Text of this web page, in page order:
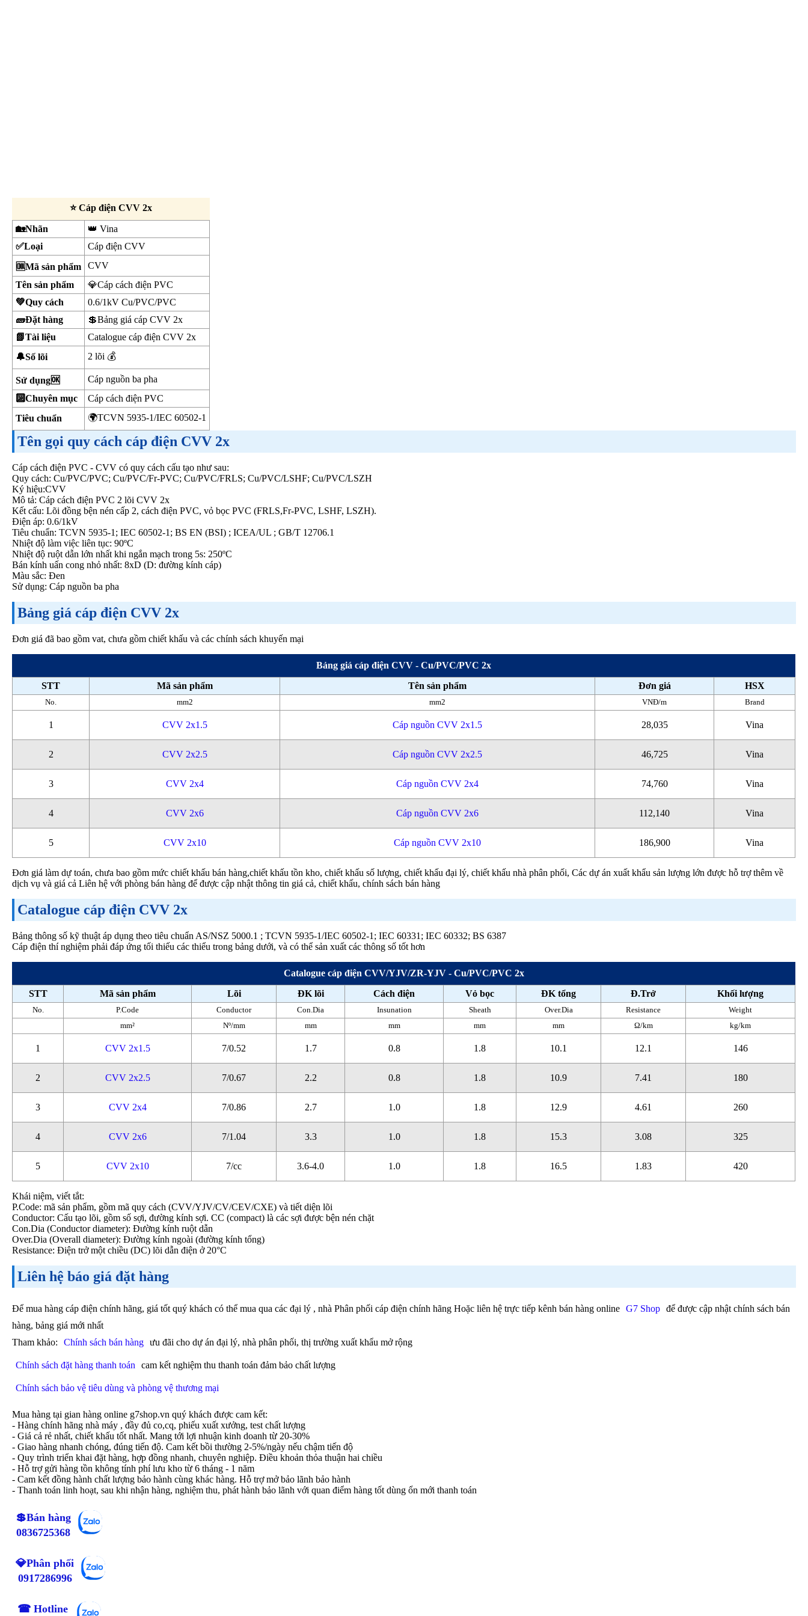
⭐ Cáp điện CVV 2x
🏡Nhãn
👑 Vina
✅Loại
Cáp điện CVV
🆒Mã sản phẩm
CVV
Tên sản phẩm
💎Cáp cách điện PVC
💚Quy cách
0.6/1kV Cu/PVC/PVC
🧱Đặt hàng
💲Bảng giá cáp CVV 2x
📗Tài liệu
Catalogue cáp điện CVV 2x
🔔Số lõi
2 lõi 💰
Sử dụng🆗
Cáp nguồn ba pha
🔟Chuyên mục
Cáp cách điện PVC
Tiêu chuẩn
🌍TCVN 5935-1/IEC 60502-1
Tên gọi quy cách cáp điện CVV 2x
Cáp cách điện PVC - CVV có quy cách cấu tạo như sau:
Quy cách: Cu/PVC/PVC; Cu/PVC/Fr-PVC; Cu/PVC/FRLS; Cu/PVC/LSHF; Cu/PVC/LSZH
Ký hiệu:CVV
Mô tả: Cáp cách điện PVC 2 lõi CVV 2x
Kết cấu: Lõi đồng bện nén cấp 2, cách điện PVC, vỏ bọc PVC (FRLS,Fr-PVC, LSHF, LSZH).
Điện áp: 0.6/1kV
Tiêu chuẩn: TCVN 5935-1; IEC 60502-1; BS EN (BSI) ; ICEA/UL ; GB/T 12706.1
Nhiệt độ làm việc liên tục: 90ºC
Nhiệt độ ruột dẫn lớn nhất khi ngắn mạch trong 5s: 250ºC
Bán kính uấn cong nhỏ nhất: 8xD (D: đường kính cáp)
Màu sắc: Đen
Sử dụng: Cáp nguồn ba pha
Bảng giá cáp điện CVV 2x
Đơn giá đã bao gồm vat, chưa gồm chiết khấu và các chính sách khuyến mại
Bảng giá cáp điện CVV - Cu/PVC/PVC 2x
STT
Mã sản phẩm Tên sản phẩm Đơn giá HSX
No. mm2 mm2 VNĐ/m Brand
1 CVV 2x1.5 Cáp nguồn CVV 2x1.5 28,035 Vina
2 CVV 2x2.5 Cáp nguồn CVV 2x2.5 46,725 Vina
3 CVV 2x4 Cáp nguồn CVV 2x4 74,760 Vina
4 CVV 2x6 Cáp nguồn CVV 2x6 112,140 Vina
5 CVV 2x10 Cáp nguồn CVV 2x10 186,900 Vina
Đơn giá làm dự toán, chưa bao gồm mức chiết khấu bán hàng,chiết khấu tồn kho, chiết khấu số lượng, chiết khấu đại lý, chiết khấu nhà phân phối, Các dự án xuất khẩu sản lượng lớn được hỗ trợ thêm về
dịch vụ và giá cả Liên hệ với phòng bán hàng để được cập nhật thông tin giá cả, chiết khấu, chính sách bán hàng
Catalogue cáp điện CVV 2x
Bảng thông số kỹ thuật áp dụng theo tiêu chuẩn AS/NSZ 5000.1 ; TCVN 5935-1/IEC 60502-1; IEC 60331; IEC 60332; BS 6387
Cáp điện thí nghiệm phải đáp ứng tối thiếu các thiểu trong bảng dưới, và có thể sản xuất các thông số tốt hơn
Catalogue cáp điện CVV/YJV/ZR-YJV - Cu/PVC/PVC 2x
STT
Mã sản phẩm Lõi ĐK lõi Cách điện Vỏ bọc ĐK tổng Đ.Trở Khối lượng
No. P.Code Conductor Con.Dia Insunation Sheath Over.Dia Resistance
Weight
mm²
Nº/mm mm mm mm mm Ω/km kg/km
1 CVV 2x1.5 7/0.52 1.7 0.8 1.8 10.1 12.1 146
2 CVV 2x2.5 7/0.67 2.2 0.8 1.8 10.9 7.41 180
3 CVV 2x4 7/0.86 2.7 1.0 1.8 12.9 4.61 260
4 CVV 2x6 7/1.04 3.3 1.0 1.8 15.3 3.08 325
5 CVV 2x10 7/cc 3.6-4.0 1.0 1.8 16.5 1.83 420
Khái niệm, viết tắt:
P.Code: mã sản phẩm, gồm mã quy cách (CVV/YJV/CV/CEV/CXE) và tiết diện lõi
Conductor: Cấu tạo lõi, gồm số sợi, đường kính sợi. CC (compact) là các sợi được bện nén chặt
Con.Dia (Conductor diameter): Đường kính ruột dẫn
Over.Dia (Overall diameter): Đường kính ngoài (đường kính tổng)
Resistance: Điện trở một chiều (DC) lõi dẫn điện ở 20°C
Liên hệ báo giá đặt hàng
Để mua hàng cáp điện chính hãng, giá tốt quý khách có thể mua qua các đại lý , nhà Phân phối cáp điện chính hãng Hoặc liên hệ trực tiếp kênh bán hàng online G7 Shop để được cập nhật chính sách bán
hàng, bảng giá mới nhất
Tham khảo:
Chính sách bán hàng ưu đãi cho dự án đại lý, nhà phân phối, thị trường xuất khẩu mở rộng
Chính sách đặt hàng thanh toán cam kết nghiệm thu thanh toán đảm bảo chất lượng
Chính sách bảo vệ tiêu dùng và phòng vệ thương mại
Mua hàng tại gian hàng online g7shop.vn quý khách được cam kết:
- Hàng chính hãng nhà máy , đầy đủ co,cq, phiếu xuất xưởng, test chất lượng
- Giá cả rẻ nhất, chiết khấu tốt nhất. Mang tới lợi nhuận kinh doanh từ 20-30%
- Giao hàng nhanh chóng, đúng tiến độ. Cam kết bồi thường 2-5%/ngày nếu chậm tiến độ
- Quy trình triển khai đặt hàng, hợp đồng nhanh, chuyên nghiệp. Điều khoản thỏa thuận hai chiều
- Hỗ trợ gửi hàng tồn không tính phí lưu kho từ 6 tháng - 1 năm
- Cam kết đồng hành chất lượng bảo hành cùng khác hàng. Hỗ trợ mở bảo lãnh bảo hành
- Thanh toán linh hoạt, sau khi nhận hàng, nghiệm thu, phát hành bảo lãnh với quan điểm hàng tốt dùng ổn mới thanh toán
💲Bán hàng
0836725368
💎Phân phối
0917286996
☎ Hotline